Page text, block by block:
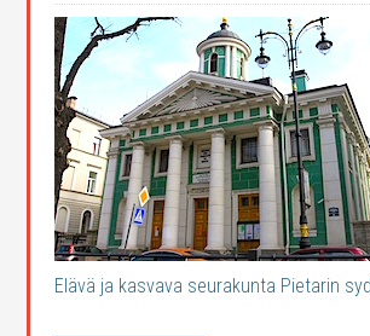
Elävä ja kasvava seurakunta Pietarin